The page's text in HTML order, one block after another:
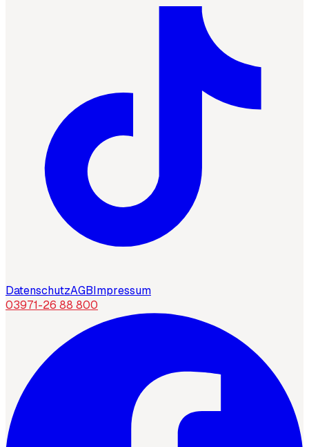
DatenschutzAGBImpressum
03971-26 88 800